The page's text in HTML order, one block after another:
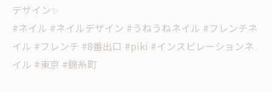
デザイン✨
#ネイル #ネイルデザイン #うねうねネイル #フレンチネ
イル #フレンチ #8番出口 #piki #インスピレーションネ
イル #東京 #錦糸町